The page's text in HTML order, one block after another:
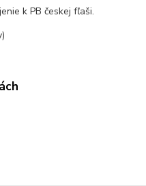
k PB českej fľaši.